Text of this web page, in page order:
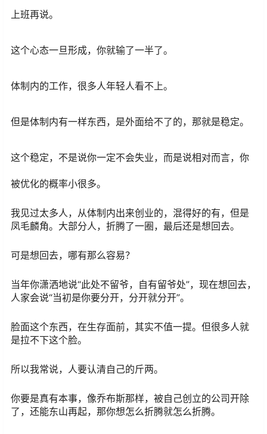
上班再说。
这个心态一旦形成，你就输了一半了。
体制内的工作，很多人年轻人看不上。
但是体制内有一样东西，是外面给不了的，那就是稳定。
这个稳定，不是说你一定不会失业，而是说相对而言，你
被优化的概率小很多。
我见过太多人，从体制内出来创业的，混得好的有，但是
凤毛麟角。大部分人，折腾了一圈，最后还是想回去。
可是想回去，哪有那么容易？
当年你潇洒地说“此处不留爷，自有留爷处”，现在想回去，
人家会说“当初是你要分开，分开就分开”。
脸面这个东西，在生存面前，其实不值一提。但很多人就
是拉不下这个脸。
所以我常说，人要认清自己的斤两。
你要是真有本事，像乔布斯那样，被自己创立的公司开除
了，还能东山再起，那你想怎么折腾就怎么折腾。